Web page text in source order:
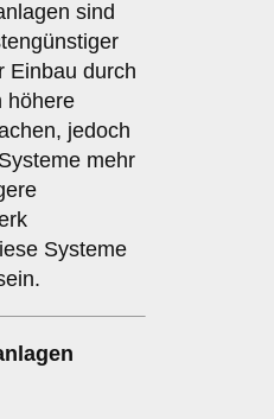
sind
Einbau durch
höhere
jedoch
mehr
Systeme